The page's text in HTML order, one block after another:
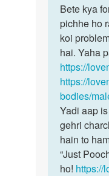
to
Mera
v
ling
mam
piche
ki…
by
Sonu
kumar
Bete
kya
foreskin
aasani
se…
Bete kya
pichhe ho
koi
hai. Yaha
https://
https://
bodies/
Yadi aap
gehri
hain to
“Just
ho! https://